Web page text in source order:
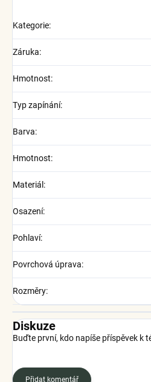
Kategorie:
Záruka:
Hmotnost:
Typ zapínání:
Barva:
Hmotnost:
Materiál :
Osazení:
Pohlaví:
Povrchová úprava:
Rozměry:
Diskuze
Buďte první, kdo napíše příspěvek k
Přidat komentář